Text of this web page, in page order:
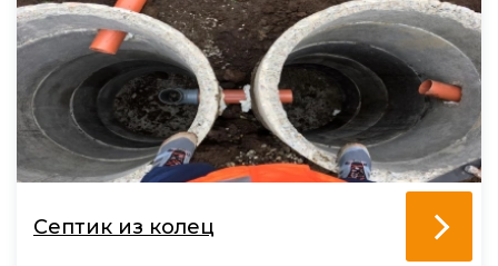
Септик из колец